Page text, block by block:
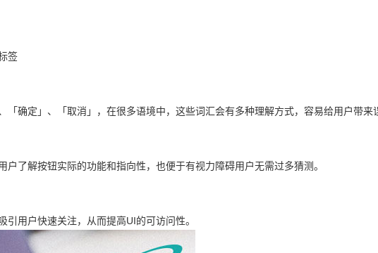
签
确定」、「取消」，在很多语境中，这些词汇会有多种理解方式，容易给用户带来
了解按钮实际的功能和指向性，也便于有视力障碍用户无需过多猜测。
用户快速关注，从而提高UI的可访问性。